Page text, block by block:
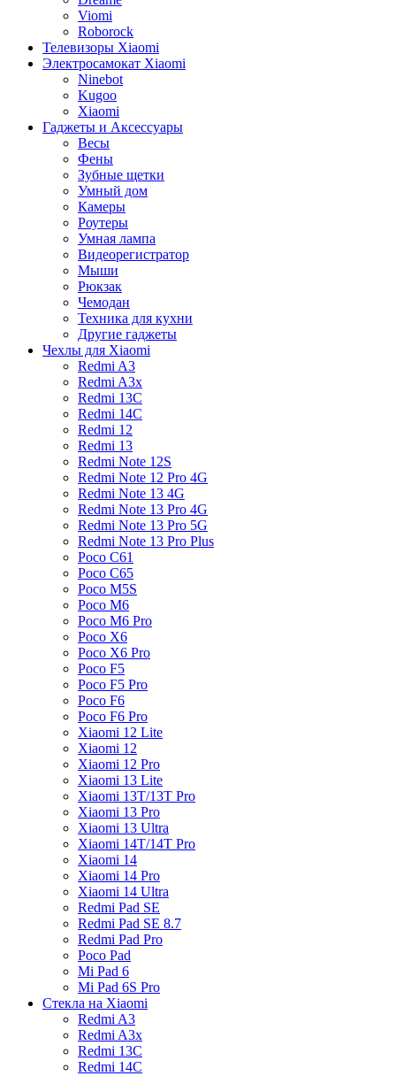
Viomi
Roborock
Телевизоры Xiaomi
Электросамокат Xiaomi
Ninebot
Kugoo
Xiaomi
Гаджеты и Аксессуары
Весы
Фены
Зубные щетки
Умный дом
Камеры
Роутеры
Умная лампа
Видеорегистратор
Мыши
Рюкзак
Чемодан
Техника для кухни
Другие гаджеты
Чехлы для Xiaomi
Redmi A3
Redmi A3x
Redmi 13C
Redmi 14C
Redmi 12
Redmi 13
Redmi Note 12S
Redmi Note 12 Pro 4G
Redmi Note 13 4G
Redmi Note 13 Pro 4G
Redmi Note 13 Pro 5G
Redmi Note 13 Pro Plus
Poco C61
Poco C65
Poco M5S
Poco M6
Poco M6 Pro
Poco X6
Poco X6 Pro
Poco F5
Poco F5 Pro
Poco F6
Poco F6 Pro
Xiaomi 12 Lite
Xiaomi 12
Xiaomi 12 Pro
Xiaomi 13 Lite
Xiaomi 13T/13T Pro
Xiaomi 13 Pro
Xiaomi 13 Ultra
Xiaomi 14T/14T Pro
Xiaomi 14
Xiaomi 14 Pro
Xiaomi 14 Ultra
Redmi Pad SE
Redmi Pad SE 8.7
Redmi Pad Pro
Poco Pad
Mi Pad 6
Mi Pad 6S Pro
Стекла на Xiaomi
Redmi A3
Redmi A3x
Redmi 13C
Redmi 14C